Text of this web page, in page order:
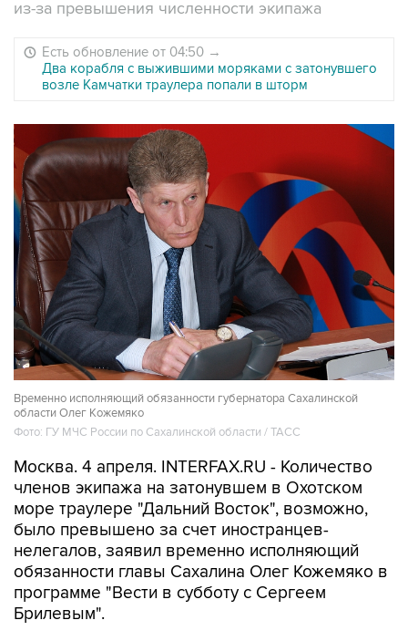
из-за превышения численности экипажа
Есть обновление от 04:50 →
Два корабля с выжившими моряками с затонувшего
возле Камчатки траулера попали в шторм
Временно исполняющий обязанности губернатора Сахалинской
области Олег Кожемяко
Фото: ГУ МЧС России по Сахалинской области / ТАСС
Москва. 4 апреля. INTERFAX.RU - Количество
членов экипажа на затонувшем в Охотском
море траулере "Дальний Восток", возможно,
было превышено за счет иностранцев-
нелегалов, заявил временно исполняющий
обязанности главы Сахалина Олег Кожемяко в
программе "Вести в субботу с Сергеем
Брилевым".